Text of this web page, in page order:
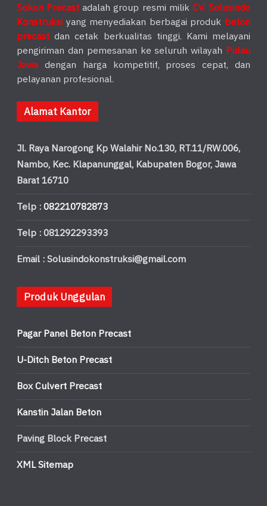
Sokon Precast adalah group resmi milik CV. Solusindo
Konstruksi yang menyediakan berbagai produk beton
precast dan cetak berkualitas tinggi. Kami melayani
pengiriman dan pemesanan ke seluruh wilayah Pulau
Jawadengan harga kompetitif, proses cepat, dan
pelayanan profesional.
Alamat Kantor
Jl. Raya Narogong Kp Walahir No.130, RT.11/RW.006,
Nambo, Kec. Klapanunggal, Kabupaten Bogor, Jawa
Barat 16710
Telp :082210782873
Telp : 081292293393
Email : Solusindokonstruksi@gmail.com
Produk Unggulan
Pagar Panel Beton Precast
U-Ditch Beton Precast
Box Culvert Precast
Kanstin Jalan Beton
Paving Block Precast
XML Sitemap